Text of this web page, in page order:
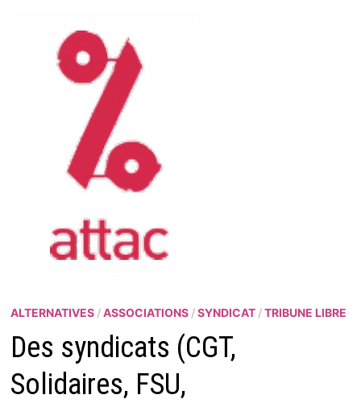
ALTERNATIVES/ASSOCIATIONS/SYNDICAT/TRIBUNE LIBRE
Des syndicats (CGT,
Solidaires, FSU,